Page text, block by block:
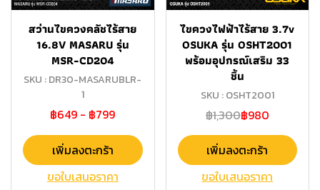
สว่านไขควงคลัชไร้สาย
16.8V MASARU รุ่น
MSR-CD204
SKU : DR30-MASARUBLR-
1
฿649 - ฿799
เพิ่มลงตะกร้า
ขอใบเสนอราคา
ไขควงไฟฟ้าไร้สาย 3.7v
OSUKA รุ่น OSHT2001
พร้อมอุปกรณ์เสริม 33
ชิ้น
SKU : OSHT2001
฿1,300฿980
เพิ่มลงตะกร้า
ขอใบเสนอราคา